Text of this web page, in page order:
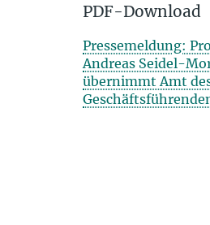
PDF-Download
Pressemeldung:
Andreas Seidel-
übernimmt Amt